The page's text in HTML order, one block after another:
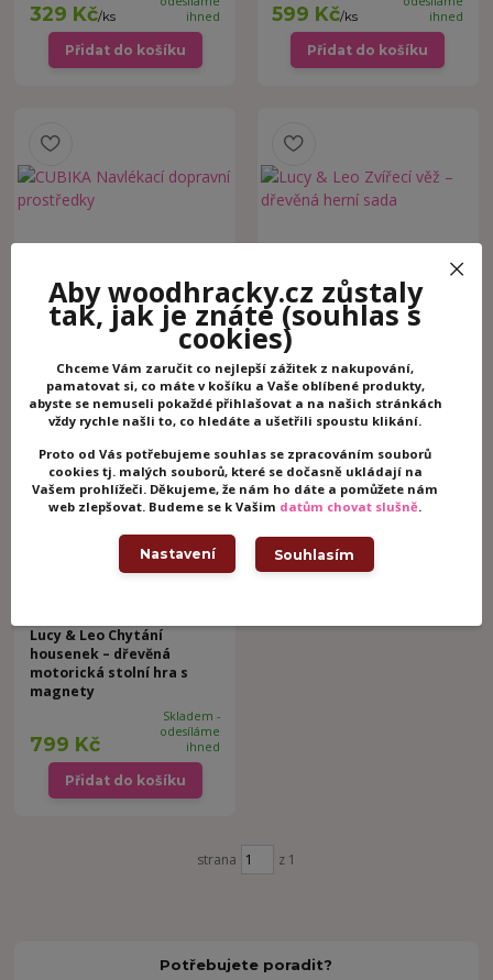
329 Kč/ks
ihned
Přidat do košíku
599 Kč/ks
ihned
Přidat do košíku
CUBIKA Navlékací dopravní
prostředky
299 Kč / ks
Skladem -
odesíláme
ihned
Přidat do košíku
Lucy & Leo Zvířecí věž –
dřevěná herní sada
899 Kč
Přidat do košíku
Lucy & Leo Chytání
housenek – dřevěná
motorická stolní hra s
magnety
799 Kč
Skladem -
odesíláme
ihned
Přidat do košíku
strana z 1
Potřebujete poradit?
Aby woodhracky.cz zůstaly
tak, jak je znáte(souhlas s
cookies)
Chceme Vám zaručit co nejlepší zážitek z nakupování,
pamatovat si, co máte v košíku a Vaše oblíbené produkty,
abyste se nemuseli pokaždé přihlašovat a na našich stránkách
vždy rychle našli to, co hledáte a ušetřili spoustu klikání.
Proto od Vás potřebujeme souhlas se zpracováním souborů
cookies tj. malých souborů, které se dočasně ukládají na
Vašem prohlížeči. Děkujeme, že nám ho dáte a pomůžete nám
web zlepšovat. Budeme se k Vašim datům chovat slušně.
Nastavení Souhlasím